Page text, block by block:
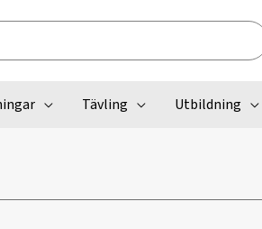
Tävling Utbildning